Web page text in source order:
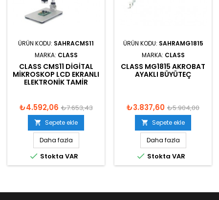
ÜRÜN KODU: SAHRACMS11
MARKA: CLASS
CLASS CMS11 DIGITAL
MIKROSKOP LCD EKRANLI
ELEKTRONIK TAMIR
₺4.592,06 ₺7.653,43
 Sepete ekle
Daha fazla
 Stokta VAR
ÜRÜN KODU: SAHRAMG1815
MARKA: CLASS
CLASS MG1815 AKROBAT
AYAKLI BÜYÜTEÇ
₺3.837,60 ₺5.904,00
 Sepete ekle
Daha fazla
 Stokta VAR